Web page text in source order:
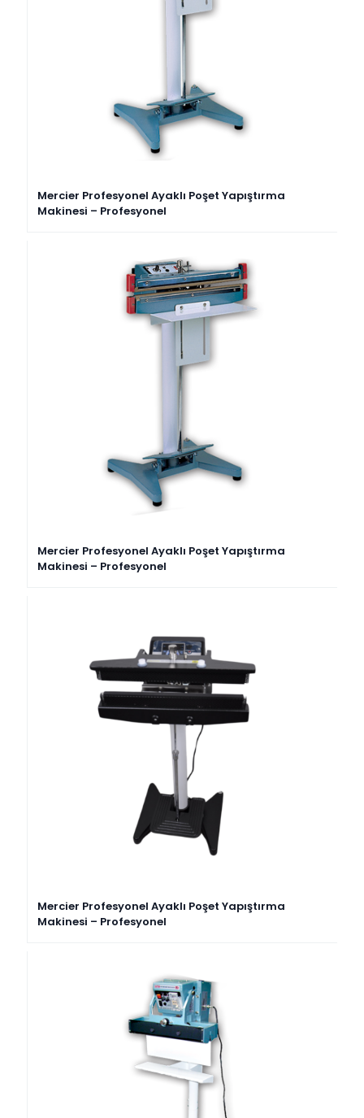
Mercier Profesyonel Ayaklı Poşet Yapıştırma
Makinesi – Profesyonel
Mercier Profesyonel Ayaklı Poşet Yapıştırma
Makinesi – Profesyonel
Mercier Profesyonel Ayaklı Poşet Yapıştırma
Makinesi – Profesyonel